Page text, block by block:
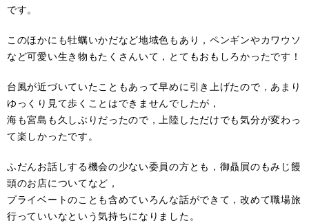
です。
このほかにも牡蠣いかだなど地域色もあり，ペンギンやカワウソ
など可愛い生き物もたくさんいて，とてもおもしろかったです！
台風が近づいていたこともあって早めに引き上げたので，あまり
ゆっくり見て歩くことはできませんでしたが，
海も宮島も久しぶりだったので，上陸しただけでも気分が変わっ
て楽しかったです。
ふだんお話しする機会の少ない委員の方とも，御贔屓のもみじ饅
頭のお店についてなど，
プライベートのことも含めていろんな話ができて，改めて職場旅
行っていいなという気持ちになりました。